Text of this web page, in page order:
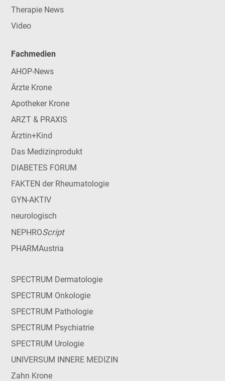
Therapie News
Video
Fachmedien
AHOP-News
Ärzte Krone
Apotheker Krone
ARZT & PRAXIS
Ärztin+Kind
Das Medizinprodukt
DIABETES FORUM
FAKTEN der Rheumatologie
GYN-AKTIV
neurologisch
NEPHROScript
PHARMAustria
SPECTRUM Dermatologie
SPECTRUM Onkologie
SPECTRUM Pathologie
SPECTRUM Psychiatrie
SPECTRUM Urologie
UNIVERSUM INNERE MEDIZIN
Zahn Krone